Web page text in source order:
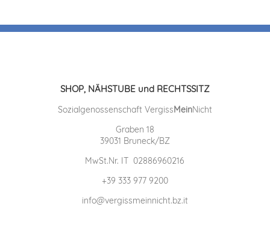
SHOP, NÄHSTUBE und RECHTSSITZ
Sozialgenossenschaft VergissMeinNicht
Graben 18
39031 Bruneck/BZ
MwSt.Nr. IT 02886960216
+39 333 977 9200
info@vergissmeinnicht.bz.it